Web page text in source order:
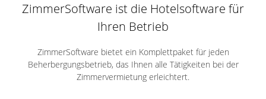
ZimmerSoftware ist die Hotelsoftware für
Ihren Betrieb
ZimmerSoftware bietet ein Komplettpaket für jeden
Beherbergungsbetrieb, das Ihnen alle Tätigkeiten bei der
Zimmervermietung erleichtert.